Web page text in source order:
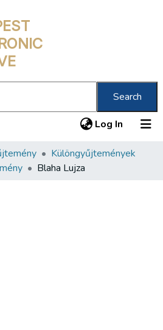
Search
Log In (current)
Különgyűjtemények
Blaha Lujza